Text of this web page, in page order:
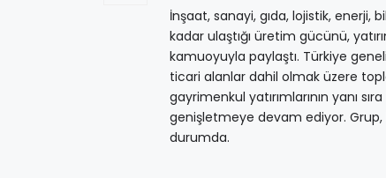
İnşaat, sanayi, gıda, lojistik,
kadar ulaştığı üretim gücünü,
kamuoyuyla paylaştı. Türkiye
ticari alanlar dahil olmak üzere
gayrimenkul yatırımlarının yanı
genişletmeye devam ediyor. Grup,
durumda.